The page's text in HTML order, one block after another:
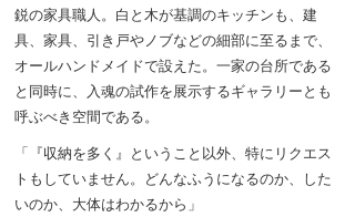
鋭の家具職人。白と木が基調のキッチンも、建
具、家具、引き戸やノブなどの細部に至るまで、
オールハンドメイドで設えた。一家の台所である
と同時に、入魂の試作を展示するギャラリーとも
呼ぶべき空間である。
「『収納を多く』ということ以外、特にリクエス
トもしていません。どんなふうになるのか、した
いのか、大体はわかるから」